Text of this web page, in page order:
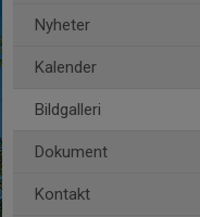
Nyheter
Kalender
Bildgalleri
Dokument
Kontakt